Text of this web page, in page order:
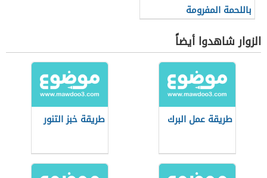
باللحمة المفرومة
الزوار شاهدوا أيضاً
طريقة عمل البرك طريقة خبز التنور